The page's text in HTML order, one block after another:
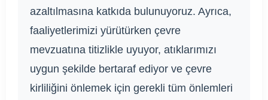
azaltılmasına katkıda bulunuyoruz. Ayrıca,
faaliyetlerimizi yürütürken çevre
mevzuatına titizlikle uyuyor, atıklarımızı
uygun şekilde bertaraf ediyor ve çevre
kirliliğini önlemek için gerekli tüm önlemleri